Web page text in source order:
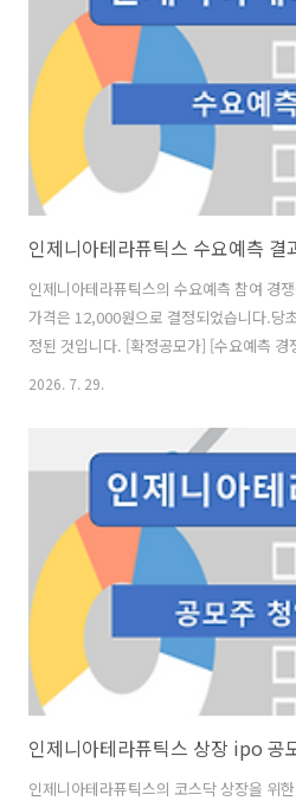
타났습니다. [ 2026년 8월 공모주 청약 일
린 바와 같이 2026년 8월 공모주 청약 일
경..
인제니아테라퓨틱스의 수요예측 참여 경
가격은 12,000원으로 결정되었습니다.당
정된 것입니다. [확정공모가] [수요예측 경
측 참여 건수는 총 307건에 신청 주식수
56.78%였지만, 하단 이하 신청 비율도
유 확약 비율] 의무 보유 확약 건수는 28건
물량 대비 건수로는 9.12%, 수량으로는
습니다. [청약 일정] - 청약일 : 7월 30일(목
2026. 7. 29.
인제니아테라퓨틱스 상장 ipo 공
인제니아테라퓨틱스의 코스닥 상장을 위